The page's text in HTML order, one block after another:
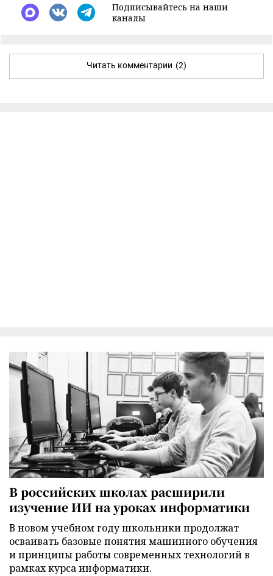
Подписывайтесь на наши
каналы
Читать комментарии (2)
В российских школах расширили
изучение ИИ на уроках информатики
В новом учебном году школьники продолжат
осваивать базовые понятия машинного обучения
и принципы работы современных технологий в
рамках курса информатики.